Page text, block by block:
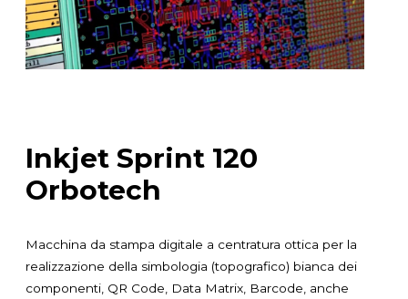
Inkjet Sprint 120
Orbotech
Macchina da stampa digitale a centratura ottica per la
realizzazione della simbologia (topografico) bianca dei
componenti, QR Code, Data Matrix, Barcode, anche